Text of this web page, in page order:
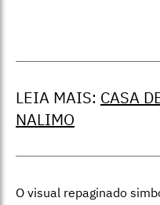
LEIA MAIS: CASA
NALIMO
O visual repaginado